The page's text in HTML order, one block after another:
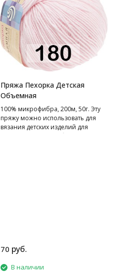
Пряжа Пехорка Детская
Объемная
100% микрофибра, 200м, 50г. Эту
пряжу можно использовать для
вязания детских изделий для
грудничков и детей более
70 руб.
В наличии